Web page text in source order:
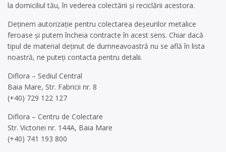
la domiciliul tău, în vederea colectării și reciclării acestora.
Deținem autorizație pentru colectarea deșeurilor metalice
feroase și putem încheia contracte în acest sens. Chiar dacă
tipul de material deținut de dumneavoastră nu se află în lista
noastră, ne puteți contacta pentru detalii.
Diflora – Sediul Central
Baia Mare, Str. Fabricii nr. 8
(+40) 729 122 127
Diflora – Centru de Colectare
Str. Victoriei nr. 144A, Baia Mare
(+40) 741 193 800